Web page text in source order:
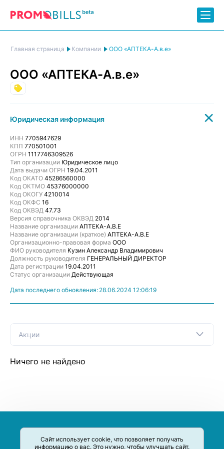
Сайт использует cookie, что позволяет получать
информацию о вас. Это нужно, чтобы улучшать сайт.
Главная страница Компании ООО «АПТЕКА-А.в.е»
ООО «АПТЕКА-А.в.е»
Юридическая информация
ИНН 7705947629
КПП 770501001
ОГРН 1117746309526
Тип организации Юридическое лицо
Дата выдачи ОГРН 19.04.2011
Код ОКАТО 45286560000
Код ОКТМО 45376000000
Код ОКОГУ 4210014
Код ОКФС 16
Код ОКВЭД 47.73
Версия справочника ОКВЭД 2014
Название организации АПТЕКА-А.В.Е
Название организации (краткое) АПТЕКА-А.В.Е
Организационно-правовая форма ООО
ФИО руководителя Кузин Александр Владимирович
Должность руководителя ГЕНЕРАЛЬНЫЙ ДИРЕКТОР
Дата регистрации 19.04.2011
Статус организации Действующая
Дата последнего обновления: 28.06.2024 12:06:19
Акции
Ничего не найдено